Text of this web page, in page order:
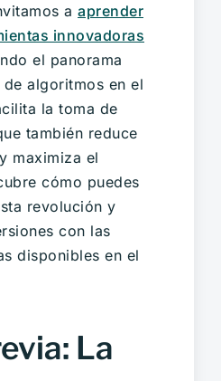
a aprender
innovadoras
el panorama
algoritmos en el
la toma de
también reduce
maximiza el
cómo puedes
revolución y
con las
disponibles en el
La